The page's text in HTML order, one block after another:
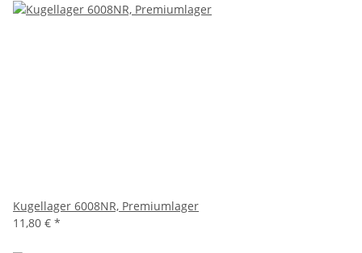
Kugellager 6008NR, Premiumlager
11,80 € *